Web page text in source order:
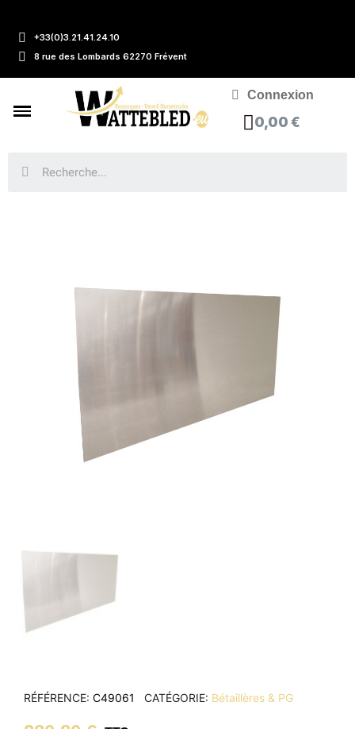
+33(0)3.21.41.24.10
8 rue des Lombards 62270 Frévent
Connexion
0,00 €
RÉFÉRENCE C49061 CATÉGORIE Bétaillères & PG